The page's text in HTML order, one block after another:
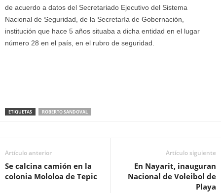
de acuerdo a datos del Secretariado Ejecutivo del Sistema
Nacional de Seguridad, de la Secretaría de Gobernación,
institución que hace 5 años situaba a dicha entidad en el lugar
número 28 en el país, en el rubro de seguridad.
ETIQUETAS ROBERTO SANDOVAL
Artículo anterior
Se calcina camión en la
colonia Mololoa de Tepic
Artículo siguiente
En Nayarit, inauguran
Nacional de Voleibol de
Playa